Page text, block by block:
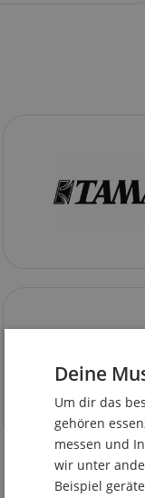
Deine
Um dir das
gehören
messen und
wir unter
Beispiel